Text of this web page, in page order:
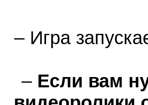
– Игра
– Если вам